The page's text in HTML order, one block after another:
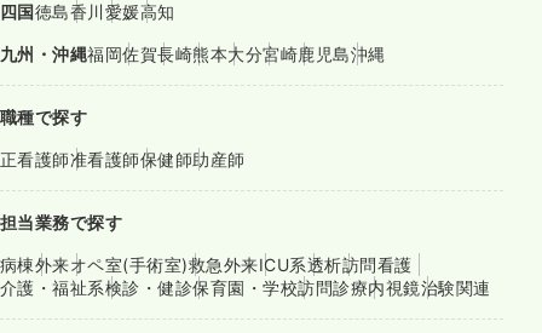
四国徳島香川愛媛高知
九州・沖縄福岡佐賀長崎熊本大分宮崎鹿児島沖縄
職種で探す
正看護師准看護師保健師助産師
担当業務で探す
病棟外来オペ室(手術室)救急外来ICU系透析訪問看護
介護・福祉系検診・健診保育園・学校訪問診療内視鏡治験関連